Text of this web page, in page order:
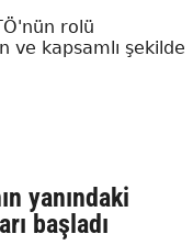
rolü
ve kapsamlı şekilde
yanındaki
başladı